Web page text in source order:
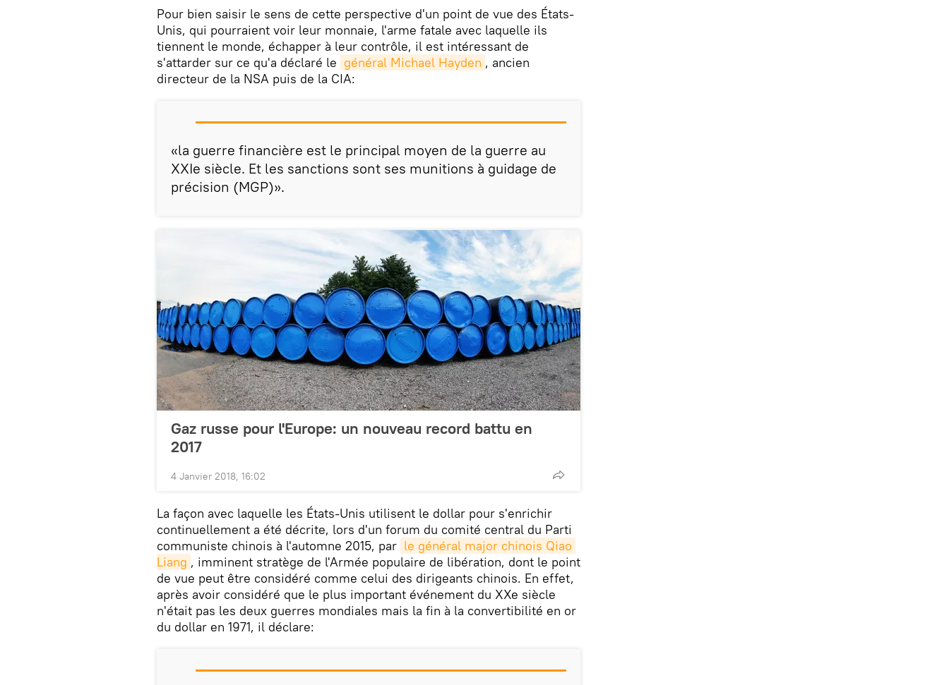
Pour bien saisir le sens de cette perspective d'un point de vue des États-
Unis, qui pourraient voir leur monnaie, l'arme fatale avec laquelle ils
tiennent le monde, échapper à leur contrôle, il est intéressant de
s'attarder sur ce qu'a déclaré le général Michael Hayden , ancien
directeur de la NSA puis de la CIA:
«la guerre financière est le principal moyen de la guerre au
XXIe siècle. Et les sanctions sont ses munitions à guidage de
précision (MGP)».
Gaz russe pour l'Europe: un nouveau record battu en
2017
4 Janvier 2018, 16:02
La façon avec laquelle les États-Unis utilisent le dollar pour s'enrichir
continuellement a été décrite, lors d'un forum du comité central du Parti
communiste chinois à l'automne 2015, par le général major chinois Qiao
Liang , imminent stratège de l'Armée populaire de libération, dont le point
de vue peut être considéré comme celui des dirigeants chinois. En effet,
après avoir considéré que le plus important événement du XXe siècle
n'était pas les deux guerres mondiales mais la fin à la convertibilité en or
du dollar en 1971, il déclare: